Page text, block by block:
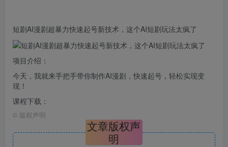
短剧AI漫剧超暴力快速起号新技术，这个AI短剧玩法太疯了
项目介绍：
今天，我就来手把手带你制作AI漫剧，快速起号，轻松实现变
现！
课程下载：
© 版权声明
文章版权声
明